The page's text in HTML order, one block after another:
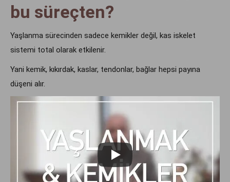
bu süreçten?
Yaşlanma sürecinden sadece kemikler değil, kas iskelet
sistemi total olarak etkilenir.
Yani kemik, kıkırdak, kaslar, tendonlar, bağlar hepsi payına
düşeni alır.